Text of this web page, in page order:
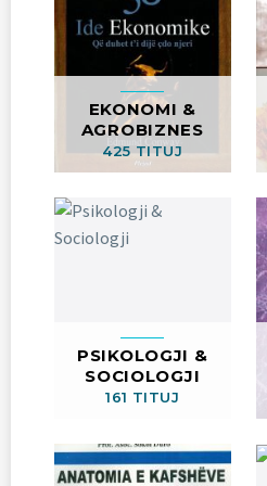
EKONOMI &
AGROBIZNES
425 TITUJ
PSIKOLOGJI &
SOCIOLOGJI
161 TITUJ